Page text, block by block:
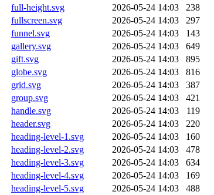
full-height.svg
2026-05-24 14:03
238
fullscreen.svg
2026-05-24 14:03
297
funnel.svg
2026-05-24 14:03
143
gallery.svg
2026-05-24 14:03
649
gift.svg
2026-05-24 14:03
895
globe.svg
2026-05-24 14:03
816
grid.svg
2026-05-24 14:03
387
group.svg
2026-05-24 14:03
421
handle.svg
2026-05-24 14:03
119
header.svg
2026-05-24 14:03
220
heading-level-1.svg
2026-05-24 14:03
160
heading-level-2.svg
2026-05-24 14:03
478
heading-level-3.svg
2026-05-24 14:03
634
heading-level-4.svg
2026-05-24 14:03
169
heading-level-5.svg
2026-05-24 14:03
488